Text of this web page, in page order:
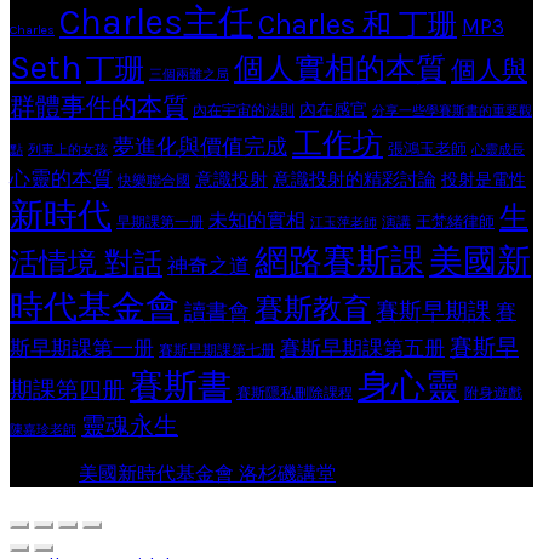
Charles Charles主任 Charles 和 丁珊 MP3
Seth 丁珊 三個兩難之局 個人實相的本質 個人與
群體事件的本質 內在宇宙的法則 內在感官 分享一些學賽斯書的重要觀
點 列車上的女孩 夢進化與價值完成工作坊 張鴻玉老師 心靈成長
心靈的本質 快樂聯合國 意識投射 意識投射的精彩討論 投射是電性
新時代 早期課第一册 未知的實相 江玉萍老師 演講 王梵緒律師 生
活情境 對話 神奇之道 網路賽斯課美國新
時代基金會 讀書會 賽斯教育 賽斯早期課 賽
斯早期課第一册 賽斯早期課第七册 賽斯早期課第五册 賽斯早
期課第四册 賽斯書 賽斯隱私刪除課程 身心靈 附身遊戲
陳嘉珍老師 靈魂永生
美國新時代基金會 洛杉磯講堂